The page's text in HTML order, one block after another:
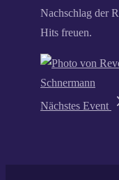
Nachschlag der
Hits freuen.
Schnermann
Nächstes Event